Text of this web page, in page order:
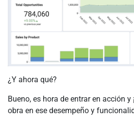
¿Y ahora qué?
Bueno, es hora de entrar en acción y
obra en ese desempeño y